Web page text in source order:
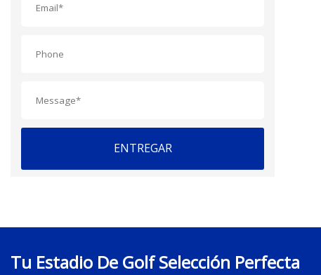
ENTREGAR
Tu Estadio De Golf Selección Perfecta